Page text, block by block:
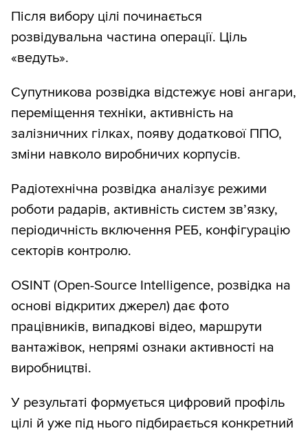
Після вибору цілі починається
розвідувальна частина операції. Ціль
«ведуть».
Супутникова розвідка відстежує нові ангари,
переміщення техніки, активність на
залізничних гілках, появу додаткової ППО,
зміни навколо виробничих корпусів.
Радіотехнічна розвідка аналізує режими
роботи радарів, активність систем зв’язку,
періодичність включення РЕБ, конфігурацію
секторів контролю.
OSINT (Open-Source Intelligence, розвідка на
основі відкритих джерел) дає фото
працівників, випадкові відео, маршрути
вантажівок, непрямі ознаки активності на
виробництві.
У результаті формується цифровий профіль
цілі й уже під нього підбирається конкретний